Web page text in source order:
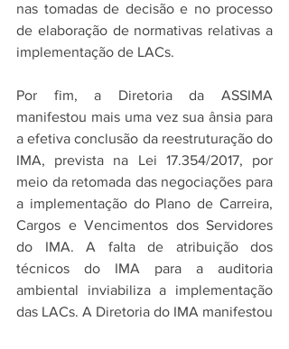
nas tomadas de decisão e no processo
de elaboração de normativas relativas a
implementação de LACs.
Por fim, a Diretoria da ASSIMA
manifestou mais uma vez sua ânsia para
a efetiva conclusão da reestruturação do
IMA, prevista na Lei 17.354/2017, por
meio da retomada das negociações para
a implementação do Plano de Carreira,
Cargos e Vencimentos dos Servidores
do IMA. A falta de atribuição dos
técnicos do IMA para a auditoria
ambiental inviabiliza a implementação
das LACs. A Diretoria do IMA manifestou